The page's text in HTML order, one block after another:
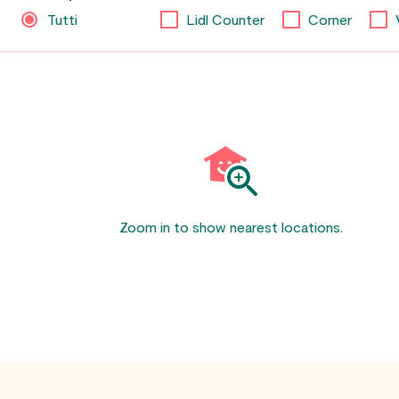
Tutti
Lidl Counter Corner